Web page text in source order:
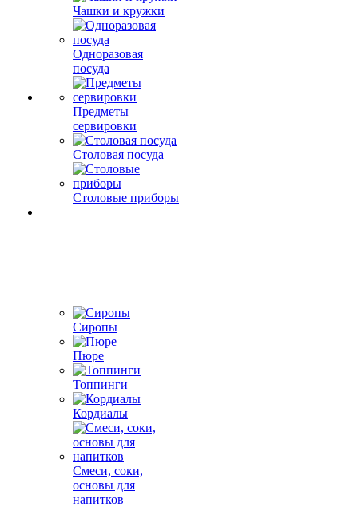
Чашки и кружки
Одноразовая
посуда
Предметы
сервировки
Столовая посуда
Столовые приборы
Сиропы
Пюре
Топпинги
Кордиалы
Смеси, соки,
основы для
напитков